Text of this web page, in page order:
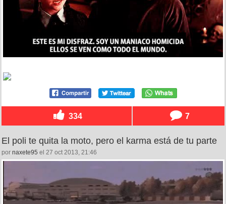
334 7
El poli te quita la moto, pero el karma está de tu parte
por naxete95 el 27 oct 2013, 21:46